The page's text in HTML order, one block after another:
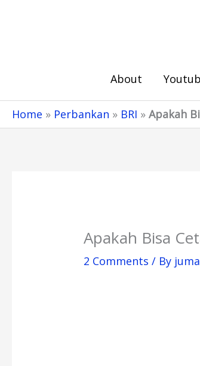
About
Home » Perbankan » BRI » Apakah
Apakah Bisa
2 Comments / By